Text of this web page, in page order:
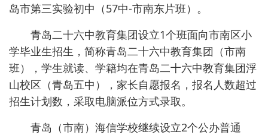
岛市第三实验初中（57中-市南东片班）。
青岛二十六中教育集团设立1个班面向市南区小
学毕业生招生，简称青岛二十六中教育集团（市南
班），学生就读、学籍均在青岛二十六中教育集团浮
山校区（青岛五中），家长自愿报名，报名人数超过
招生计划数，采取电脑派位方式录取。
青岛（市南）海信学校继续设立2个公办普通